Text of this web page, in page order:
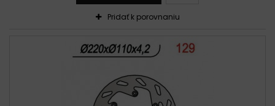
Pridať k porovnaniu